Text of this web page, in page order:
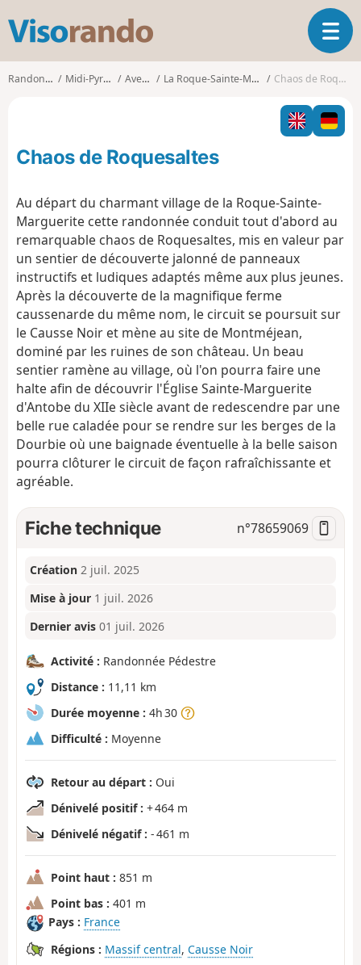
s
o
o
O
u
i
r
l
i
g
t
o
Randonnées Midi-Pyrénées Aveyron La Roque-Sainte-Marguerite Chaos de Roquesaltes
Chaos de Roquesaltes
Au départ du charmant village de la Roque-Sainte-
Marguerite cette randonnée conduit tout d'abord au
remarquable chaos de Roquesaltes, mis en valeur par
un sentier de découverte jalonné de panneaux
instructifs et ludiques adaptés même aux plus jeunes.
Après la découverte de la magnifique ferme
caussenarde du même nom, le circuit se poursuit sur
le Causse Noir et mène au site de Montméjean,
dominé par les ruines de son château. Un beau
sentier ramène au village, où l'on pourra faire une
halte afin de découvrir l'Église Sainte-Marguerite
d'Antobe du XIIe siècle avant de redescendre par une
belle rue caladée pour se rendre sur les berges de la
Dourbie où une baignade éventuelle à la belle saison
pourra clôturer le circuit de façon rafraîchissante et
agréable.
Fiche technique n°78659069
Création 2 juil. 2025
Mise à jour 1 juil. 2026
Dernier avis 01 juil. 2026
Activité : Randonnée Pédestre
Distance : 11,11 km
Durée moyenne : 4h 30
Difficulté : Moyenne
Retour au départ : Oui
Dénivelé positif : + 464 m
Dénivelé négatif : - 461 m
Point haut : 851 m
Point bas : 401 m
Pays : France
Régions : Massif central, Causse Noir